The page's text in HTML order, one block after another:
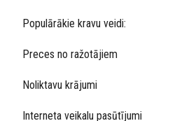
Populārākie kravu veidi:
Preces no ražotājiem
Noliktavu krājumi
Interneta veikalu pasūtījumi